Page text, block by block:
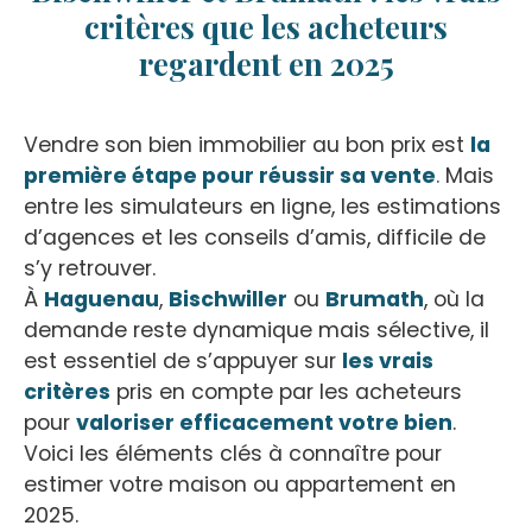
critères que les acheteurs
regardent en 2025
Vendre son bien immobilier au bon prix est la
première étape pour réussir sa vente. Mais
entre les simulateurs en ligne, les estimations
d’agences et les conseils d’amis, difficile de
s’y retrouver.
À Haguenau, Bischwiller ou Brumath, où la
demande reste dynamique mais sélective, il
est essentiel de s’appuyer sur les vrais
critères pris en compte par les acheteurs
pour valoriser efficacement votre bien.
Voici les éléments clés à connaître pour
estimer votre maison ou appartement en
2025.